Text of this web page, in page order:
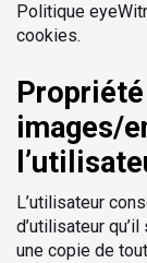
Politique
cookies.
images/
L’utilisateur
d’utilisateur
une copie de